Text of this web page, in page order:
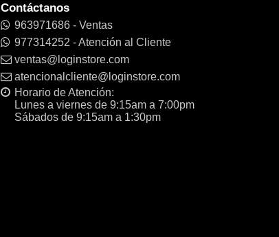
Contáctanos
963971686 - Ventas
977314252 - Atención al Cliente
ventas@loginstore.com
atencionalcliente@loginstore.com
Horario de Atención:
Lunes a viernes de 9:15am a 7:00pm
Sábados de 9:15am a 1:30pm